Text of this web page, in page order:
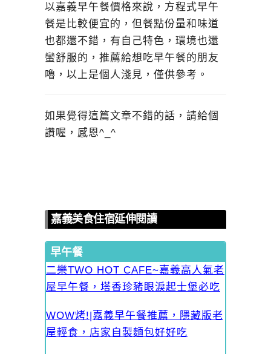
以嘉義早午餐價格來說，方程式早午
餐是比較便宜的，但餐點份量和味道
也都還不錯，有自己特色，環境也還
蠻舒服的，推薦給想吃早午餐的朋友
嚕，以上是個人淺見，僅供參考。
如果覺得這篇文章不錯的話，請給個
讚喔，感恩^_^
嘉義美食住宿延伸閱讀
早午餐
二樂TWO HOT CAFE~嘉義高人氣老
屋早午餐，塔香珍豬眼淚起士堡必吃
WOW烤!|嘉義早午餐推薦，隱藏版老
屋輕食，店家自製麵包好好吃